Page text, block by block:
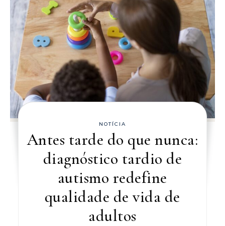
NOTÍCIA
Antes tarde do que nunca:
diagnóstico tardio de
autismo redefine
qualidade de vida de
adultos